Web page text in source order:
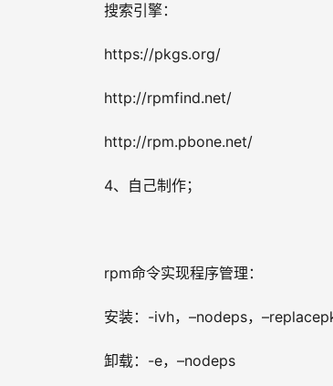
搜索引擎：
https://pkgs.org/
http://rpmfind.net/
http://rpm.pbone.net/
4、自己制作；
rpm命令实现程序管理：
安装：-ivh，–nodeps，
卸载：-e，–nodeps